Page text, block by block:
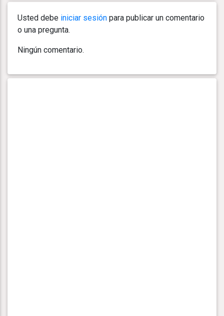
Usted debe iniciar sesión para publicar un comentario
o una pregunta.
Ningún comentario.